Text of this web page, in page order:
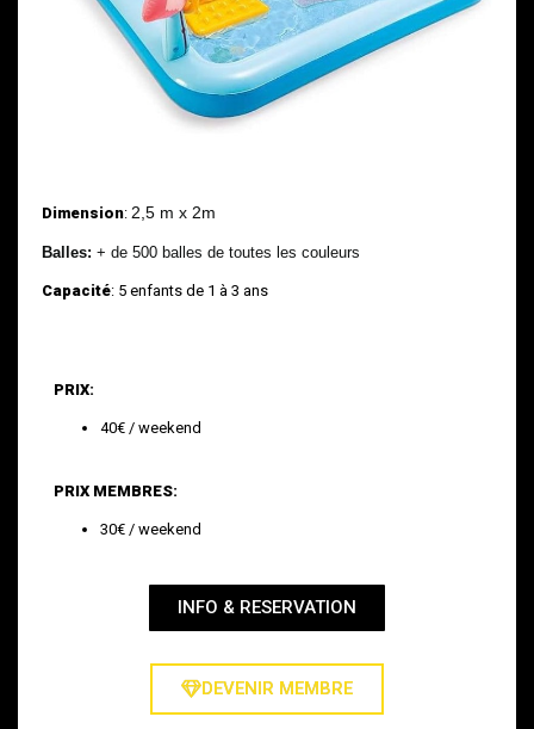
Dimension: 2,5 m x 2m
Balles: + de 500 balles de toutes les couleurs
Capacité: 5 enfants de 1 à 3 ans
PRIX:
40€ / weekend
PRIX MEMBRES:
30€ / weekend
INFO & RESERVATION
DEVENIR MEMBRE